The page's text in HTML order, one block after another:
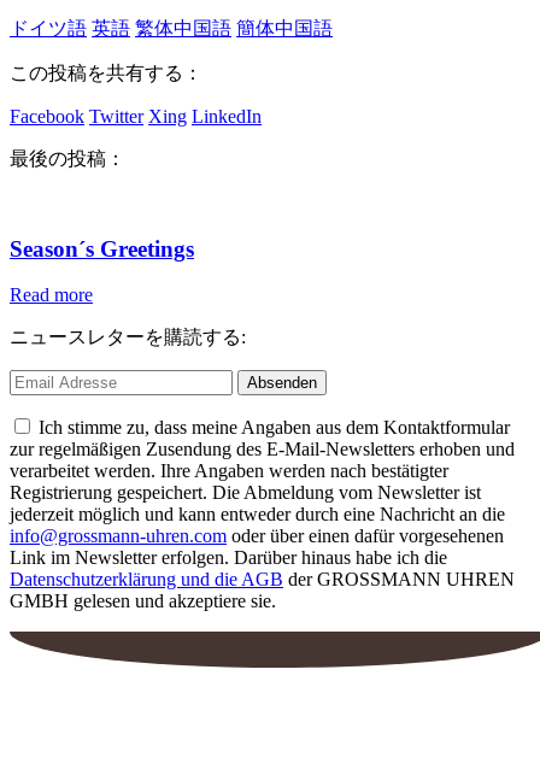
ドイツ語 英語 繁体中国語 簡体中国語
この投稿を共有する：
Facebook Twitter Xing LinkedIn
最後の投稿：
Season´s Greetings
Read more
ニュースレターを購読する:
Ich stimme zu, dass meine Angaben aus dem Kontaktformular
zur regelmäßigen Zusendung des E-Mail-Newsletters erhoben und
verarbeitet werden. Ihre Angaben werden nach bestätigter
Registrierung gespeichert. Die Abmeldung vom Newsletter ist
jederzeit möglich und kann entweder durch eine Nachricht an die
info@grossmann-uhren.com oder über einen dafür vorgesehenen
Link im Newsletter erfolgen. Darüber hinaus habe ich die
Datenschutzerklärung und die AGB der GROSSMANN UHREN
GMBH gelesen und akzeptiere sie.